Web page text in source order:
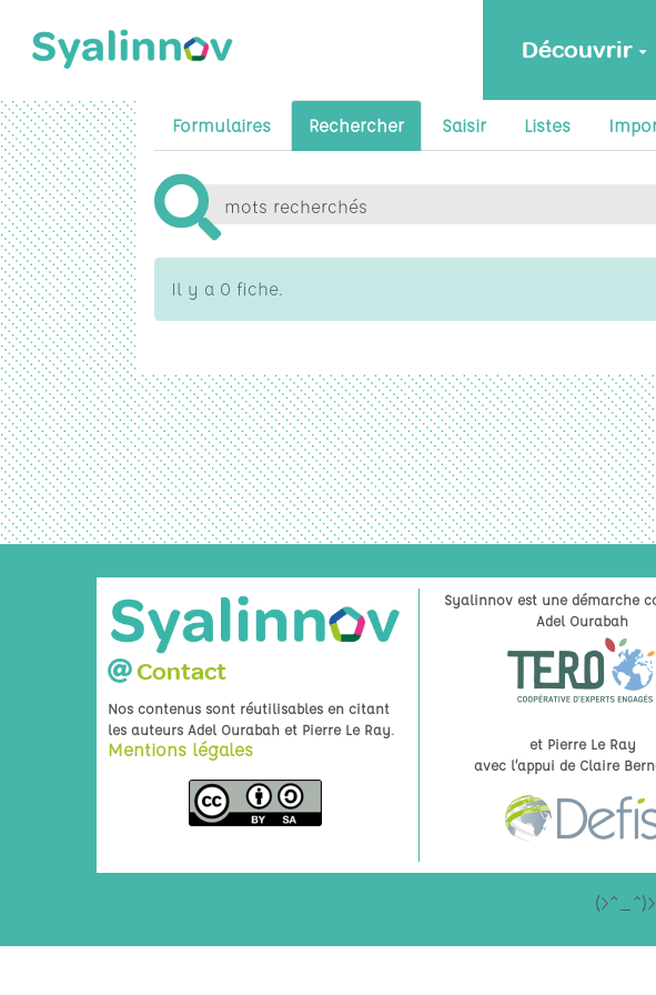
Découvrir
Formulaires Rechercher Saisir Listes
Il y a 0 fiche.
Contact
Nos contenus sont réutilisables en citant
les auteurs Adel Ourabah et Pierre Le Ray.
Mentions légales
Syalinnov est une démarche
Adel Ourabah
et Pierre Le Ray
avec l’appui de Claire